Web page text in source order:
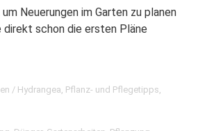
Neuerungen im Garten zu planen
direkt schon die ersten Pläne
/ Hydrangea, Pflanz- und Pflegetipps,